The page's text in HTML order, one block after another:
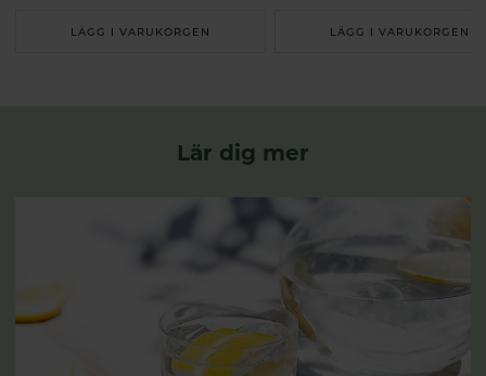
LÄGG I VARUKORGEN LÄGG I VARUKORGEN
Lär dig mer